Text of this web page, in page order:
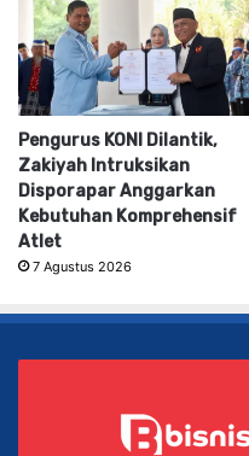
Pengurus KONI Dilantik,
Zakiyah Intruksikan
Disporapar Anggarkan
Kebutuhan Komprehensif
Atlet
7 Agustus 2026